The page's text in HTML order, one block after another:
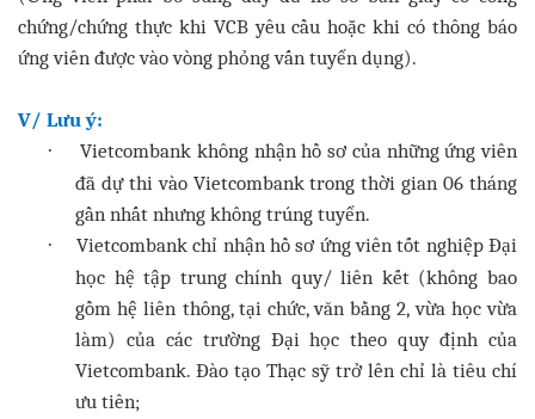
chứng/chứng thực khi VCB yêu cầu hoặc khi có thông báo
ứng viên được vào vòng phỏng vấn tuyển dụng).
V/ Lưu ý:
·
Vietcombank không nhận hồ sơ của những ứng viên
đã dự thi vào Vietcombank trong thời gian 06 tháng
gần nhất nhưng không trúng tuyển.
·
Vietcombank chỉ nhận hồ sơ ứng viên tốt nghiệp Đại
học hệ tập trung chính quy/ liên kết (không bao
gồm hệ liên thông, tại chức, văn bằng 2, vừa học vừa
làm) của các trường Đại học theo quy định của
Vietcombank. Đào tạo Thạc sỹ trở lên chỉ là tiêu chí
ưu tiên;